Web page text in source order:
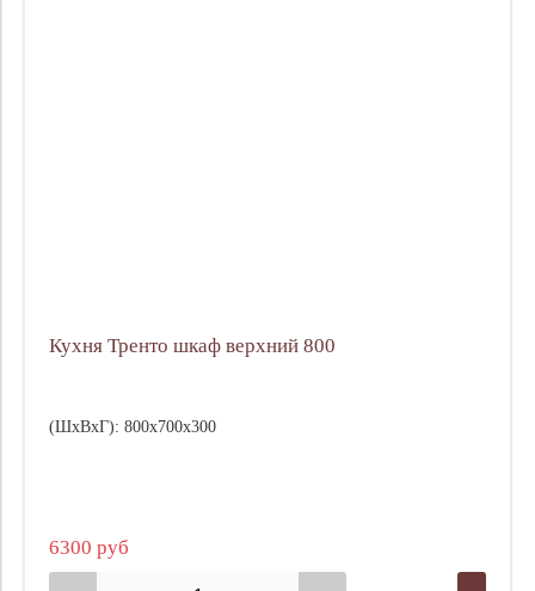
Кухня Тренто шкаф верхний 800
(ШхВхГ): 800х700х300
6300 руб